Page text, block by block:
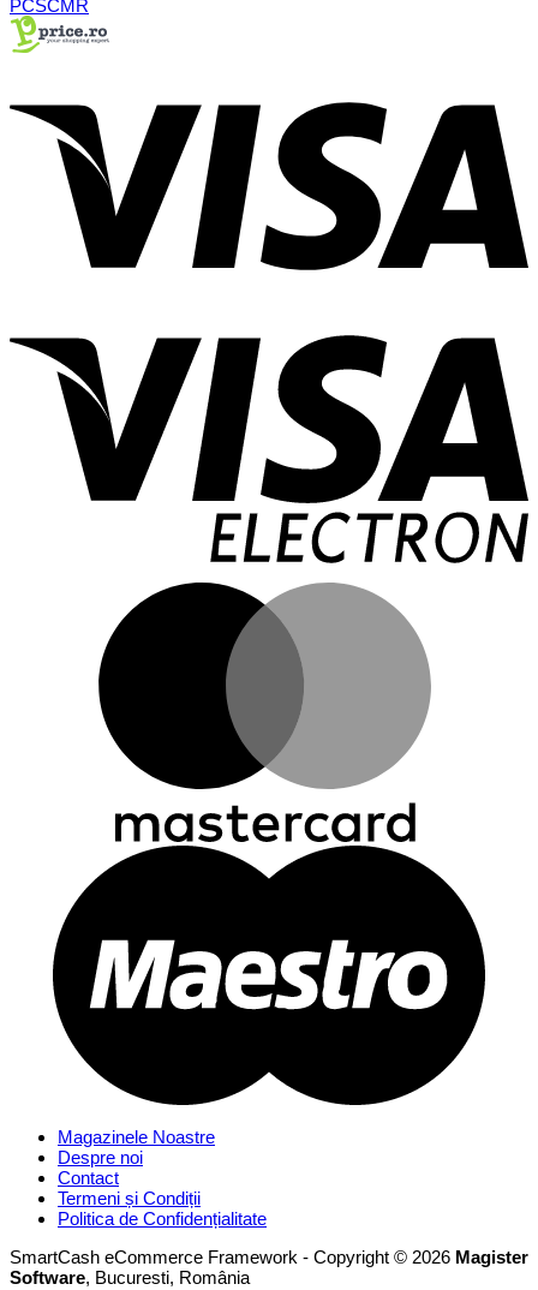
PCSCMR
Magazinele Noastre
Despre noi
Contact
Termeni și Condiții
Politica de Confidențialitate
SmartCash eCommerce Framework - Copyright © 2026 Magister
Software, Bucuresti, România